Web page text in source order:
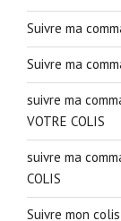
Suivre ma
Suivre ma
suivre ma
VOTRE COLIS
suivre ma
COLIS
Suivre mon